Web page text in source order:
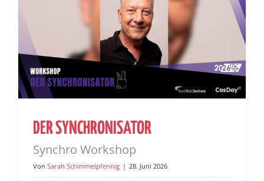
DER SYNCHRONISATOR
Synchro Workshop
Von Sarah Schimmelpfennig | 28. Juni 2026